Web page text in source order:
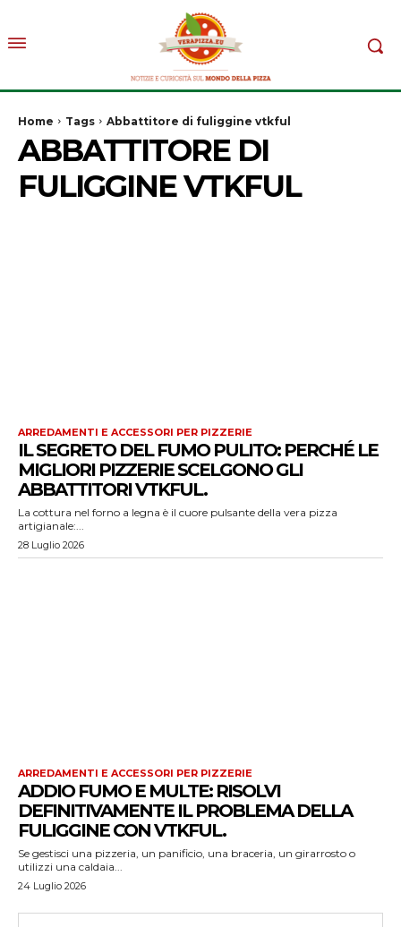
Home Tags Abbattitore di fuliggine vtkful
ABBATTITORE DI
FULIGGINE VTKFUL
ARREDAMENTI E ACCESSORI PER PIZZERIE
IL SEGRETO DEL FUMO PULITO: PERCHÉ LE
MIGLIORI PIZZERIE SCELGONO GLI
ABBATTITORI VTKFUL.
La cottura nel forno a legna è il cuore pulsante della vera pizza
artigianale:...
28 Luglio 2026
ARREDAMENTI E ACCESSORI PER PIZZERIE
ADDIO FUMO E MULTE: RISOLVI
DEFINITIVAMENTE IL PROBLEMA DELLA
FULIGGINE CON VTKFUL.
Se gestisci una pizzeria, un panificio, una braceria, un girarrosto o
utilizzi una caldaia...
24 Luglio 2026